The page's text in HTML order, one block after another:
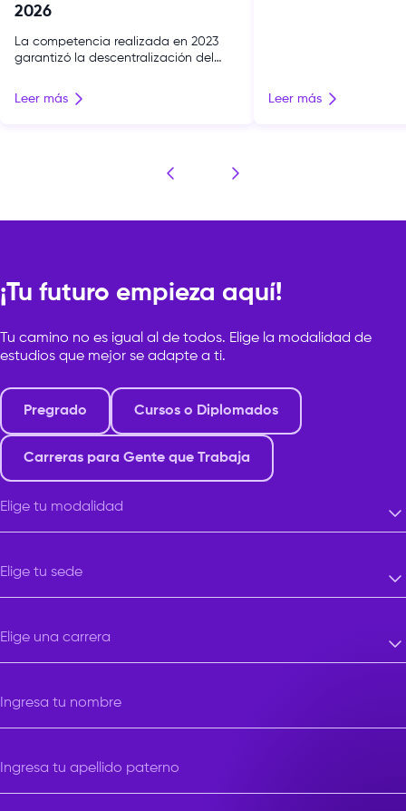
2026
La competencia realizada en 2023
garantizó la descentralización del
videojuego educativo con impacto
real. Este modelo de innovación
Innovation 2026. El talento creativo
Leer más
Leer más
¡Tu futuro empieza aquí!
Tu camino no es igual al de todos. Elige la modalidad de
estudios que mejor se adapte a ti.
Pregrado Cursos o Diplomados
Carreras para Gente que Trabaja
Elige tu modalidad
Elige tu sede
Elige una carrera
Ingresa tu nombre
Ingresa tu apellido paterno